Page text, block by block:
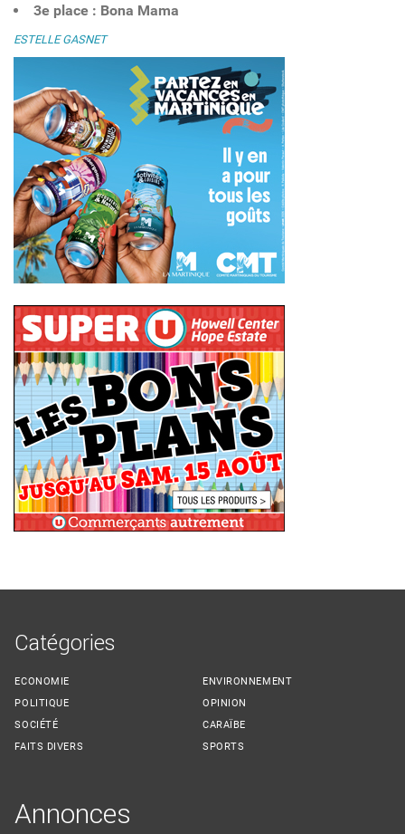
3e place : Bona Mama
ESTELLE GASNET
Catégories
ECONOMIE
POLITIQUE
SOCIÉTÉ
FAITS DIVERS
ENVIRONNEMENT
OPINION
CARAÏBE
SPORTS
Annonces